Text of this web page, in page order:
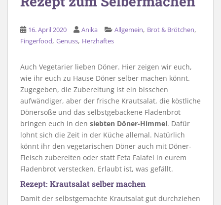
16. April 2020 Anika Allgemein, Brot & Brötchen,
Fingerfood, Genuss, Herzhaftes
Auch Vegetarier lieben Döner. Hier zeigen wir euch,
wie ihr euch zu Hause Döner selber machen könnt.
Zugegeben, die Zubereitung ist ein bisschen
aufwändiger, aber der frische Krautsalat, die köstliche
Dönersoße und das selbstgebackene Fladenbrot
bringen euch in den siebten Döner-Himmel. Dafür
lohnt sich die Zeit in der Küche allemal. Natürlich
könnt ihr den vegetarischen Döner auch mit Döner-
Fleisch zubereiten oder statt Feta Falafel in eurem
Fladenbrot verstecken. Erlaubt ist, was gefällt.
Rezept: Krautsalat selber machen
Damit der selbstgemachte Krautsalat gut durchziehen